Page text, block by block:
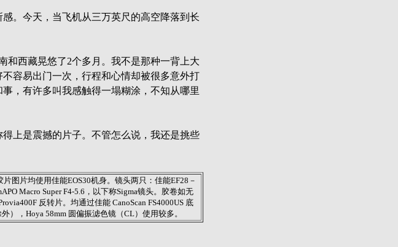
。今天，当飞机从三万英尺的高空降落到长
和西藏晃悠了2个多月。我不是那种一背上大
容易出门一次，行程和心情却被很多意外打
，有许多叫我感触得一塌糊涂，不知从哪里
上是震撼的片子。不管怎么说，我还是挑些
图片均使用佳能EOS30机身。镜头两只：佳能EF28－
Macro Super F4-5.6，以下称Sigma镜头。胶卷如无
反转片。均通过佳能 CanoScan FS4000US 底
），Hoya 58mm 圆偏振滤色镜（CL）使用较多。